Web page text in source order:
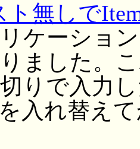
ト無しで
ケーショ
ました。
りで入力
入れ替え